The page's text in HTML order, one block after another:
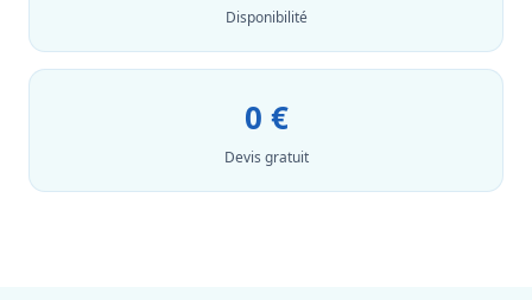
Disponibilité
0 €
Devis gratuit